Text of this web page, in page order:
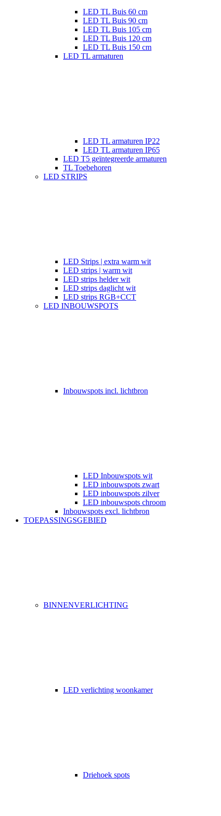
LED TL Buis 60 cm
LED TL Buis 90 cm
LED TL Buis 105 cm
LED TL Buis 120 cm
LED TL Buis 150 cm
LED TL armaturen
LED TL armaturen IP22
LED TL armaturen IP65
LED T5 geïntegreerde armaturen
TL Toebehoren
LED STRIPS
LED Strips | extra warm wit
LED strips | warm wit
LED strips helder wit
LED strips daglicht wit
LED strips RGB+CCT
LED INBOUWSPOTS
Inbouwspots incl. lichtbron
LED Inbouwspots wit
LED inbouwspots zwart
LED inbouwspots zilver
LED inbouwspots chroom
Inbouwspots excl. lichtbron
TOEPASSINGSGEBIED
BINNENVERLICHTING
LED verlichting woonkamer
Driehoek spots